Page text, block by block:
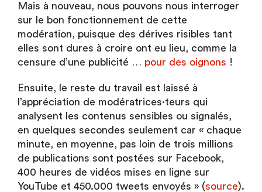
Mais à nouveau, nous pouvons nous interroger
sur le bon fonctionnement de cette
modération, puisque des dérives risibles tant
elles sont dures à croire ont eu lieu, comme la
censure d’une publicité … pour des oignons !
Ensuite, le reste du travail est laissé à
l’appréciation de modératrices·teurs qui
analysent les contenus sensibles ou signalés,
en quelques secondes seulement car « chaque
minute, en moyenne, pas loin de trois millions
de publications sont postées sur Facebook,
400 heures de vidéos mises en ligne sur
YouTube et 450.000 tweets envoyés » (source).